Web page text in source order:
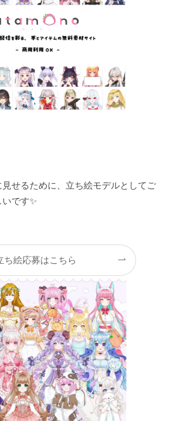
せるために、立ち絵モデルとしてご
です✨
ち絵応募はこちら